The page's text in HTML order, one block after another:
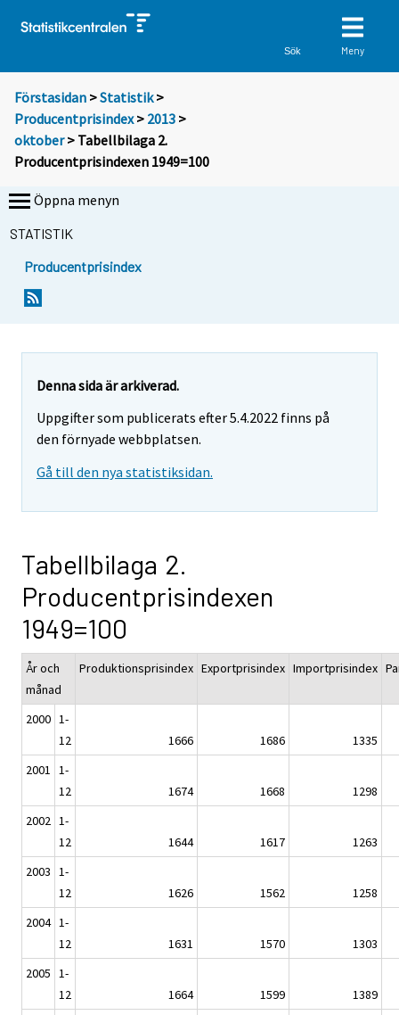
Sök Meny
Förstasidan >Statistik >
Producentprisindex> 2013 >
oktober> Tabellbilaga 2.
Producentprisindexen 1949=100
Öppna menyn
STATISTIK
Producentprisindex
Denna sida är arkiverad.
Uppgifter som publicerats efter 5.4.2022 finns på
den förnyade webbplatsen.
Gå till den nya statistiksidan.
Tabellbilaga 2.
Producentprisindexen
1949=100
År och
månad
Produktionsprisindex Exportprisindex Importprisindex
2000 1-
12
1666 1686
1335
2001 1-
12
1674 1668
1298
2002 1-
12
1644 1617
1263
2003 1-
12
1626 1562
1258
2004 1-
12
1631 1570
1303
2005 1-
12
1664 1599
1389